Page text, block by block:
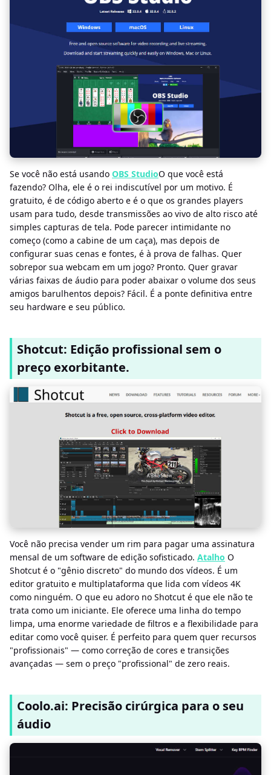
Se você não está usando OBS StudioO que você está
fazendo? Olha, ele é o rei indiscutível por um motivo. É
gratuito, é de código aberto e é o que os grandes players
usam para tudo, desde transmissões ao vivo de alto risco até
simples capturas de tela. Pode parecer intimidante no
começo (como a cabine de um caça), mas depois de
configurar suas cenas e fontes, é à prova de falhas. Quer
sobrepor sua webcam em um jogo? Pronto. Quer gravar
várias faixas de áudio para poder abaixar o volume dos seus
amigos barulhentos depois? Fácil. É a ponte definitiva entre
seu hardware e seu público.
Shotcut: Edição profissional sem o
preço exorbitante.
Você não precisa vender um rim para pagar uma assinatura
mensal de um software de edição sofisticado. Atalho O
Shotcut é o "gênio discreto" do mundo dos vídeos. É um
editor gratuito e multiplataforma que lida com vídeos 4K
como ninguém. O que eu adoro no Shotcut é que ele não te
trata como um iniciante. Ele oferece uma linha do tempo
limpa, uma enorme variedade de filtros e a flexibilidade para
editar como você quiser. É perfeito para quem quer recursos
"profissionais" — como correção de cores e transições
avançadas — sem o preço "profissional" de zero reais.
Coolo.ai: Precisão cirúrgica para o seu
áudio